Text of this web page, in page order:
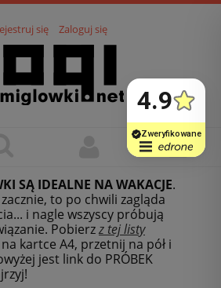
się Zaloguj się
SĄ IDEALNE NA WAKACJE.
to po chwili zagląda
i nagle wszyscy próbują
Pobierzz tej listy
kartce A4, przetnij na pół i
jest link do PRÓBEK